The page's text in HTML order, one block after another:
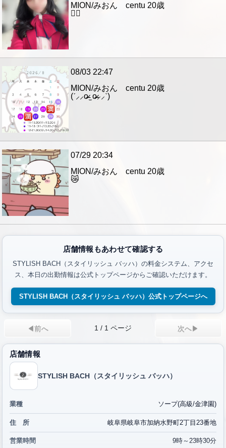
MION/みおん centu 20歳
🙇‍♀️
MION/みおん centu 20歳
(ˊ⸝⸝o̴̶̷ ̫ o̴̶̷⸝⸝ˋ)
08/03 22:47
MION/みおん centu 20歳
😿
07/29 20:34
店舗情報もあわせて確認する
STYLISH BACH（スタイリッシュ バッハ）の料金システム、アクセ
ス、本日の出勤情報は公式トップページからご確認いただけます。
STYLISH BACH（スタイリッシュ バッハ）公式トップページへ
◀前へ 1 / 1 ページ 次へ▶
店舗情報
STYLISH BACH（スタイリッシュ バッハ）
業種 ソープ(高級/金津園)
住 所 岐阜県岐阜市加納水野町2丁目23番地
営業時間 9時～23時30分